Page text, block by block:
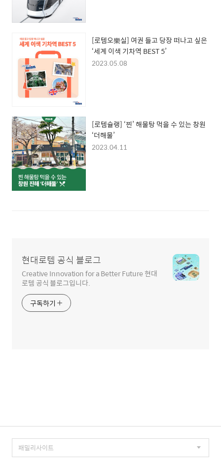
[로템오樂실] 여권 들고 당장 떠나고 싶은
‘세계 이색 기차역 BEST 5’
2023.05.08
[로템슐랭] ‘찐’ 해물탕 먹을 수 있는 창원
‘더해물’
2023.04.11
현대로템 공식 블로그
Creative Innovation for a Better Future 현대
로템 공식 블로그입니다.
구독하기